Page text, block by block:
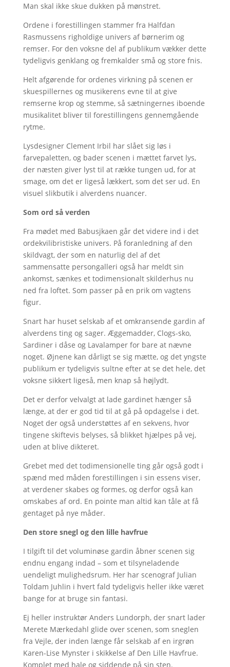
Man skal ikke skue dukken på mønstret.
Ordene i forestillingen stammer fra Halfdan
Rasmussens righoldige univers af børnerim og
remser. For den voksne del af publikum vækker dette
tydeligvis genklang og fremkalder små og store fnis.
Helt afgørende for ordenes virkning på scenen er
skuespillernes og musikerens evne til at give
remserne krop og stemme, så sætningernes iboende
musikalitet bliver til forestillingens gennemgående
rytme.
Lysdesigner Clement Irbil har slået sig løs i
farvepaletten, og bader scenen i mættet farvet lys,
der næsten giver lyst til at række tungen ud, for at
smage, om det er ligeså lækkert, som det ser ud. En
visuel slikbutik i alverdens nuancer.
Som ord så verden
Fra mødet med Babusjkaen går det videre ind i det
ordekvilibristiske univers. På foranledning af den
skildvagt, der som en naturlig del af det
sammensatte persongalleri også har meldt sin
ankomst, sænkes et todimensionalt skilderhus nu
ned fra loftet. Som passer på en prik om vagtens
figur.
Snart har huset selskab af et omkransende gardin af
alverdens ting og sager. Æggemadder, Clogs-sko,
Sardiner i dåse og Lavalamper for bare at nævne
noget. Øjnene kan dårligt se sig mætte, og det yngste
publikum er tydeligvis sultne efter at se det hele, det
voksne sikkert ligeså, men knap så højlydt.
Det er derfor velvalgt at lade gardinet hænger så
længe, at der er god tid til at gå på opdagelse i det.
Noget der også understøttes af en sekvens, hvor
tingene skiftevis belyses, så blikket hjælpes på vej,
uden at blive dikteret.
Grebet med det todimensionelle ting går også godt i
spænd med måden forestillingen i sin essens viser,
at verdener skabes og formes, og derfor også kan
omskabes af ord. En pointe man altid kan tåle at få
gentaget på nye måder.
Den store snegl og den lille havfrue
I tilgift til det voluminøse gardin åbner scenen sig
endnu engang indad – som et tilsyneladende
uendeligt mulighedsrum. Her har scenograf Julian
Toldam Juhlin i hvert fald tydeligvis heller ikke været
bange for at bruge sin fantasi.
Ej heller instruktør Anders Lundorph, der snart lader
Merete Mærkedahl glide over scenen, som sneglen
fra Vejle, der inden længe får selskab af en irgrøn
Karen-Lise Mynster i skikkelse af Den Lille Havfrue.
Komplet med hale og siddende på sin sten.